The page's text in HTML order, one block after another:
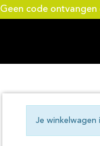
Geen code
Je winkelwagen